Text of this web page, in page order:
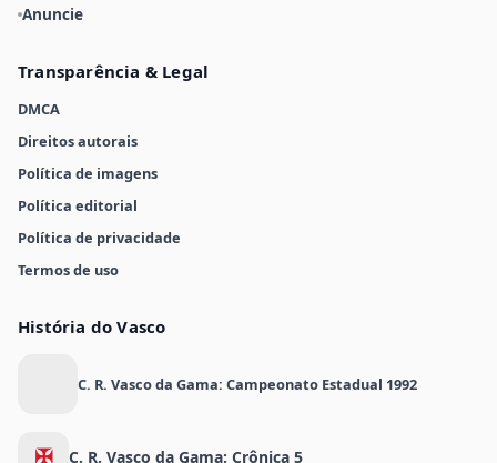
Anuncie
Transparência & Legal
DMCA
Direitos autorais
Política de imagens
Política editorial
Política de privacidade
Termos de uso
História do Vasco
C. R. Vasco da Gama: Campeonato Estadual 1992
✠ C. R. Vasco da Gama: Crônica 5